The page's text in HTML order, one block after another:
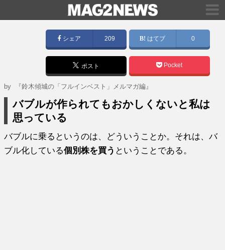
シェア 209 はてブ 0
ポスト Pocket
by 『鈴木傾城の「フルインベスト」メルマガ編』
バブルが作られてもおかしくないと私は
思っている
バブルに乗るというのは、どういうことか。それは、バ
ブル化している個別株を買う ということである。